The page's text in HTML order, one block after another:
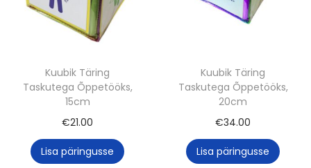
Kuubik Täring
Taskutega Õppetööks,
15cm
€21.00
Lisa päringusse
Kuubik Täring
Taskutega Õppetööks,
20cm
€34.00
Lisa päringusse